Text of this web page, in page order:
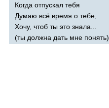
Когда отпускал тебя
Думаю всё время о тебе,
Хочу, чтоб ты это знала...
(ты должна дать мне понять)